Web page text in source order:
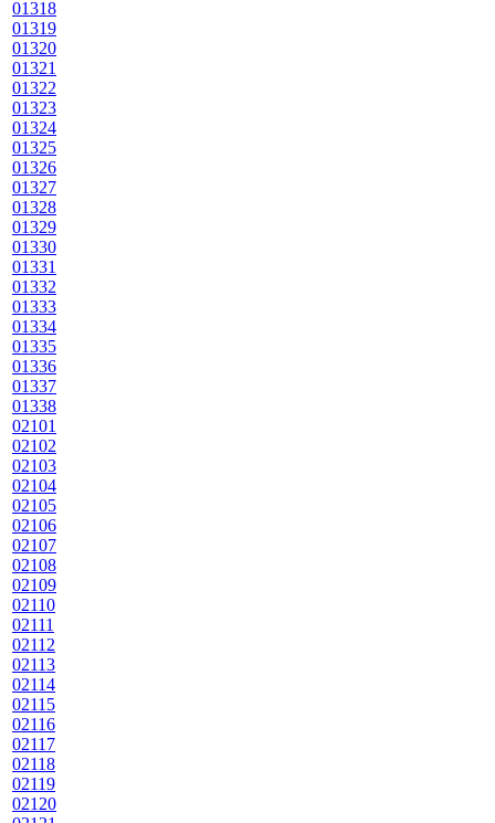
01318
01319
01320
01321
01322
01323
01324
01325
01326
01327
01328
01329
01330
01331
01332
01333
01334
01335
01336
01337
01338
02101
02102
02103
02104
02105
02106
02107
02108
02109
02110
02111
02112
02113
02114
02115
02116
02117
02118
02119
02120